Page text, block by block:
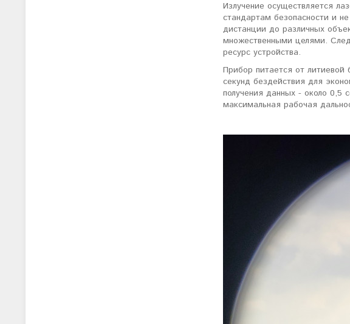
Излучение осуществляется
стандартам безопасности и
дистанции до различных
множественными целями.
ресурс устройства.
Прибор питается от
секунд бездействия для
получения данных - около 0,5
максимальная рабочая